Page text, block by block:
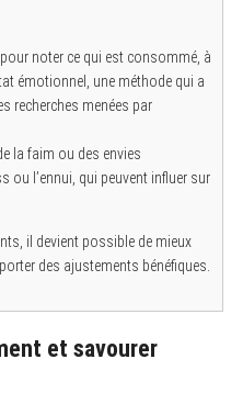
pour noter ce qui est consommé, à
émotionnel, une méthode qui a
recherches menées par
la faim ou des envies
ou l’ennui, qui peuvent influer sur
il devient possible de mieux
des ajustements bénéfiques.
et savourer